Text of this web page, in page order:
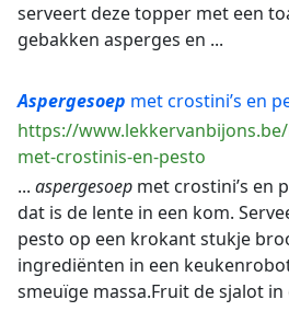
serveert deze topper met een
gebakken asperges en ...
Aspergesoep met crostini’s en
https://
met-crostinis-en-pesto
... aspergesoep met crostini’s en
dat is de lente in een kom.
pesto op een krokant stukje
ingrediënten in een
smeuïge massa.Fruit de sjalot in